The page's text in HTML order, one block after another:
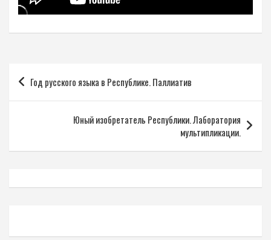
Навигация
по
Год русского языка в Республике. Паллиатив
Юный изобретатель Республики. Лаборатория
мультипликации.